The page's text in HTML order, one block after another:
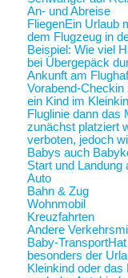
An- und Abreise
FliegenEin Urlaub
dem Flugzeug in
Beispiel: Wie viel
bei Übergepäck
Ankunft am
Vorabend-
ein Kind im
Fluglinie dann das
zunächst platziert
verboten, jedoch
Babys auch
Start und
Auto
Bahn & Zug
Wohnmobil
Kreuzfahrten
Andere
Baby-Transport
besonders der
Kleinkind oder